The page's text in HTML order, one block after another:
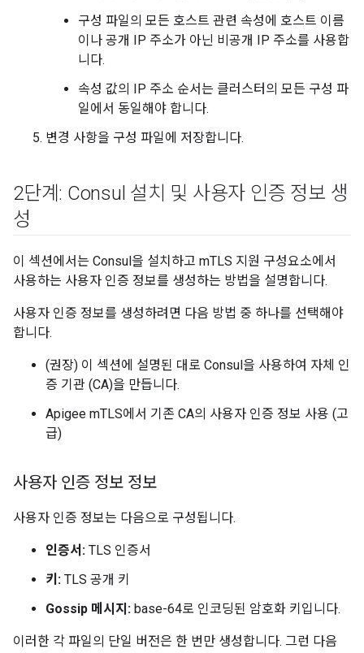
구성 파일의 모든 호스트 관련 속성에 호스트 이름
이나 공개 IP 주소가 아닌 비공개 IP 주소를 사용합
니다.
속성 값의 IP 주소 순서는 클러스터의 모든 구성 파
일에서 동일해야 합니다.
변경 사항을 구성 파일에 저장합니다.
2단계: Consul 설치 및 사용자 인증 정보 생
성
이 섹션에서는 Consul을 설치하고 mTLS 지원 구성요소에서
사용하는 사용자 인증 정보를 생성하는 방법을 설명합니다.
사용자 인증 정보를 생성하려면 다음 방법 중 하나를 선택해야
합니다.
(권장) 이 섹션에 설명된 대로 Consul을 사용하여 자체 인
증 기관 (CA)을 만듭니다.
Apigee mTLS에서 기존 CA의 사용자 인증 정보 사용 (고
급)
사용자 인증 정보 정보
사용자 인증 정보는 다음으로 구성됩니다.
인증서: TLS 인증서
키: TLS 공개 키
Gossip 메시지: base-64로 인코딩된 암호화 키입니다.
이러한 각 파일의 단일 버전은 한 번만 생성합니다. 그런 다음